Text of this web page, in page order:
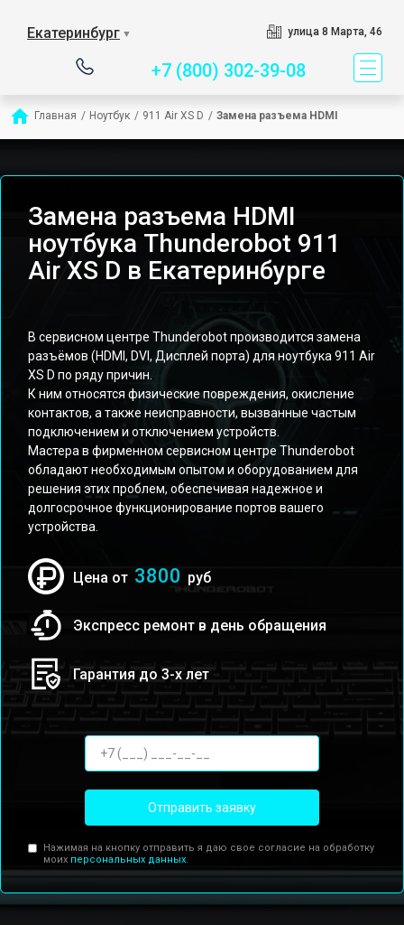
Екатеринбург ▼ улица 8 Марта, 46
+7 (800) 302-39-08
Главная / Ноутбук / 911 Air XS D / Замена разъема HDMI
Замена разъема HDMI
ноутбука Thunderobot 911
Air XS D в Екатеринбурге
В сервисном центре Thunderobot производится замена
разъёмов (HDMI, DVI, Дисплей порта) для ноутбука 911 Air
XS D по ряду причин.
К ним относятся физические повреждения, окисление
контактов, а также неисправности, вызванные частым
подключением и отключением устройств.
Мастера в фирменном сервисном центре Thunderobot
обладают необходимым опытом и оборудованием для
решения этих проблем, обеспечивая надежное и
долгосрочное функционирование портов вашего
устройства.
Цена от 3800 руб
Экспресс ремонт в день обращения
Гарантия до 3-х лет
Отправить заявку
Нажимая на кнопку отправить я даю свое согласие на обработку
моих персональных данных.